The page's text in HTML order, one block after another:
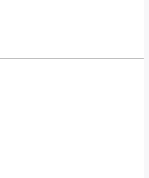
รับโพสขาย
าร